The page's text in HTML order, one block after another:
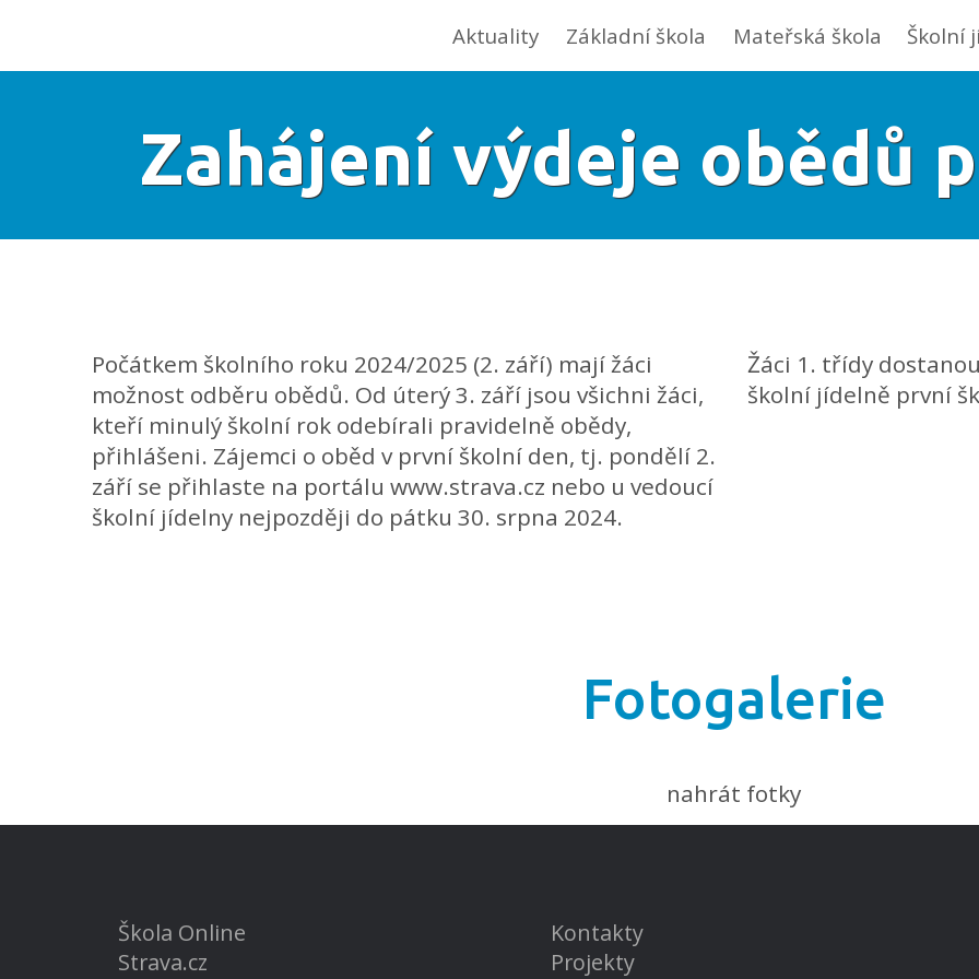
Aktuality Základní škola Mateřská škola Školní
Zahájení výdeje obědů
Počátkem školního roku 2024/2025 (2. září) mají žáci
možnost odběru obědů. Od úterý 3. září jsou všichni žáci,
kteří minulý školní rok odebírali pravidelně obědy,
přihlášeni. Zájemci o oběd v první školní den, tj. pondělí 2.
září se přihlaste na portálu www.strava.cz nebo u vedoucí
školní jídelny nejpozději do pátku 30. srpna 2024.
Žáci 1. třídy
školní jídelně první
Fotogalerie
nahrát fotky
Škola Online
Strava.cz
Kontakty
Projekty